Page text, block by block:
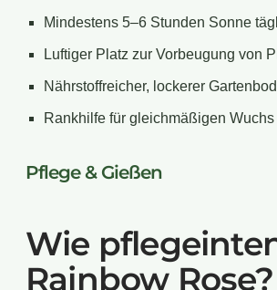
Mindestens 5–6 Stunden Sonne
Luftiger Platz zur Vorbeugung von
Nährstoffreicher, lockerer
Rankhilfe für gleichmäßigen Wuchs
Pflege & Gießen
Wie
Rainbow Rose?